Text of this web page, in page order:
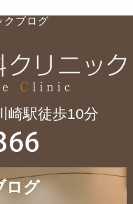
クブログ
崎駅徒歩10分
ログ